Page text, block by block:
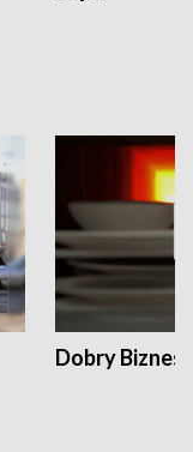
Dobry Biznes